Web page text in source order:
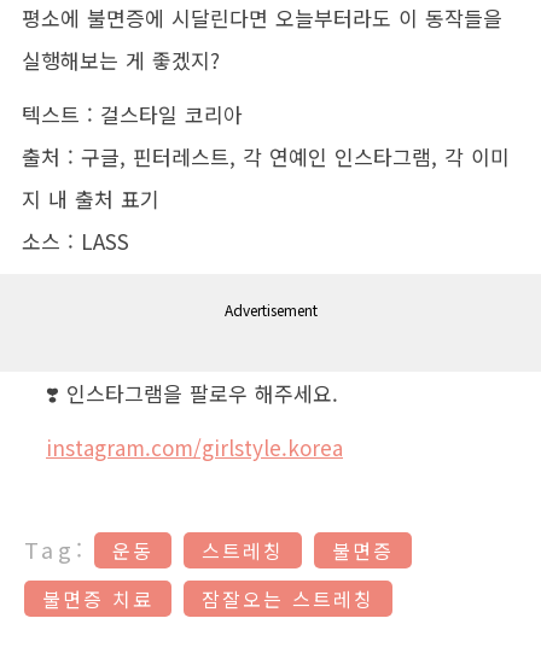
평소에 불면증에 시달린다면 오늘부터라도 이 동작들을
실행해보는 게 좋겠지?
텍스트 : 걸스타일 코리아
출처 : 구글, 핀터레스트, 각 연예인 인스타그램, 각 이미
지 내 출처 표기
소스 : LASS
Advertisement
❣️ 인스타그램을 팔로우 해주세요.
instagram.com/girlstyle.korea
Tag: 운동 스트레칭
불면증
불면증 치료
잠잘오는 스트레칭